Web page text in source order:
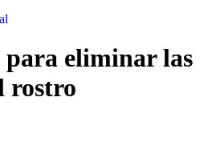
eliminar las
rostro